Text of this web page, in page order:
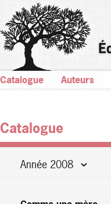
Catalogue Auteurs
Catalogue
Année 2008